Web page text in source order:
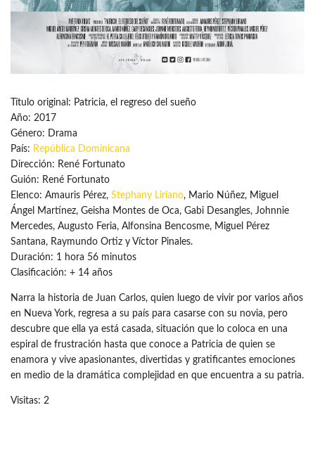
Título original: Patricia, el regreso del sueño
Año: 2017
Género: Drama
País: República Dominicana
Dirección: René Fortunato
Guión: René Fortunato
Elenco: Amauris Pérez, Stephany Liriano, Mario Núñez, Miguel
Ángel Martínez, Geisha Montes de Oca, Gabi Desangles, Johnnie
Mercedes, Augusto Feria, Alfonsina Bencosme, Miguel Pérez
Santana, Raymundo Ortiz y Víctor Pinales.
Duración: 1 hora 56 minutos
Clasificación: + 14 años
Narra la historia de Juan Carlos, quien luego de vivir por varios años
en Nueva York, regresa a su país para casarse con su novia, pero
descubre que ella ya está casada, situación que lo coloca en una
espiral de frustración hasta que conoce a Patricia de quien se
enamora y vive apasionantes, divertidas y gratificantes emociones
en medio de la dramática complejidad en que encuentra a su patria.
Visitas: 2